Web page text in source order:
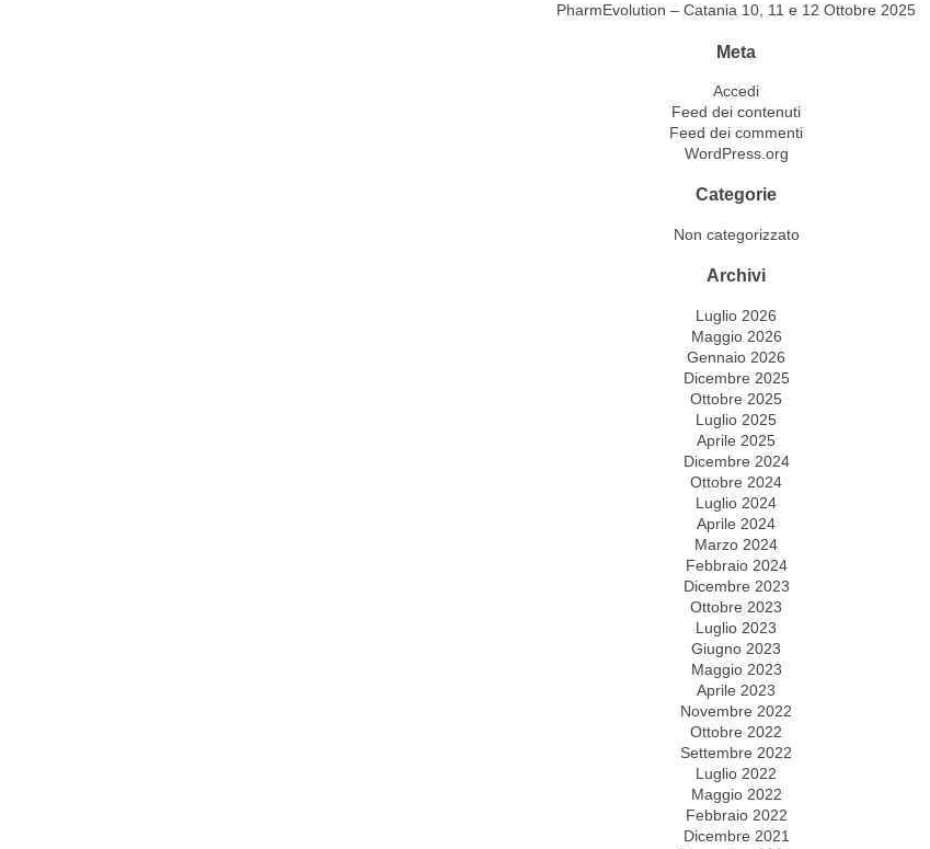
PharmEvolution – Catania 10, 11 e 12 Ottobre 2025
Meta
Accedi
Feed dei contenuti
Feed dei commenti
WordPress.org
Categorie
Non categorizzato
Archivi
Luglio 2026
Maggio 2026
Gennaio 2026
Dicembre 2025
Ottobre 2025
Luglio 2025
Aprile 2025
Dicembre 2024
Ottobre 2024
Luglio 2024
Aprile 2024
Marzo 2024
Febbraio 2024
Dicembre 2023
Ottobre 2023
Luglio 2023
Giugno 2023
Maggio 2023
Aprile 2023
Novembre 2022
Ottobre 2022
Settembre 2022
Luglio 2022
Maggio 2022
Febbraio 2022
Dicembre 2021